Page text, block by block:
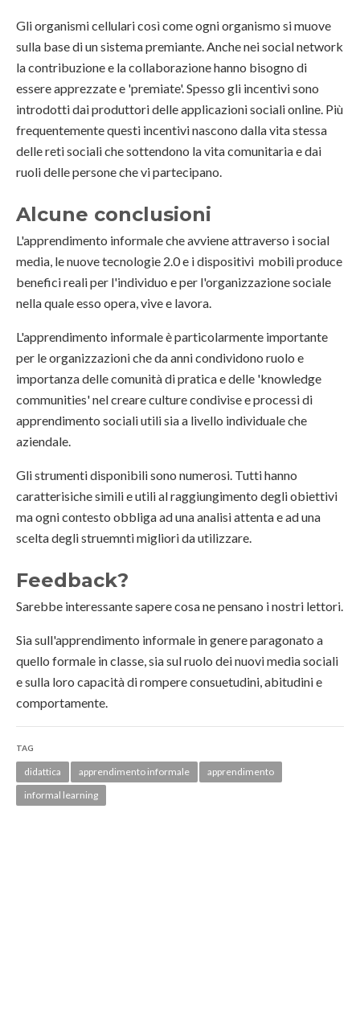
Gli organismi cellulari così come ogni organismo si muove
sulla base di un sistema premiante. Anche nei social network
la contribuzione e la collaborazione hanno bisogno di
essere apprezzate e 'premiate'. Spesso gli incentivi sono
introdotti dai produttori delle applicazioni sociali online. Più
frequentemente questi incentivi nascono dalla vita stessa
delle reti sociali che sottendono la vita comunitaria e dai
ruoli delle persone che vi partecipano.
Alcune conclusioni
L'apprendimento informale che avviene attraverso i social
media, le nuove tecnologie 2.0 e i dispositivi mobili produce
benefici reali per l'individuo e per l'organizzazione sociale
nella quale esso opera, vive e lavora.
L'apprendimento informale è particolarmente importante
per le organizzazioni che da anni condividono ruolo e
importanza delle comunità di pratica e delle 'knowledge
communities' nel creare culture condivise e processi di
apprendimento sociali utili sia a livello individuale che
aziendale.
Gli strumenti disponibili sono numerosi. Tutti hanno
caratterisiche simili e utili al raggiungimento degli obiettivi
ma ogni contesto obbliga ad una analisi attenta e ad una
scelta degli struemnti migliori da utilizzare.
Feedback?
Sarebbe interessante sapere cosa ne pensano i nostri lettori.
Sia sull'apprendimento informale in genere paragonato a
quello formale in classe, sia sul ruolo dei nuovi media sociali
e sulla loro capacità di rompere consuetudini, abitudini e
comportamente.
TAG
didattica apprendimento informale
apprendimento
informal learning